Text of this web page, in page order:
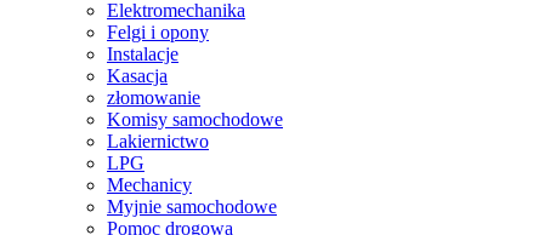
Elektromechanika
Felgi i opony
Instalacje
Kasacja
złomowanie
Komisy samochodowe
Lakiernictwo
LPG
Mechanicy
Myjnie samochodowe
Pomoc drogowa